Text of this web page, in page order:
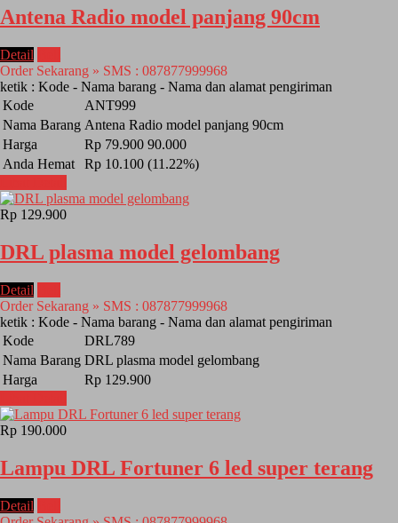
Antena Radio model panjang 90cm
Detail
Order Sekarang » SMS : 087877999968
ketik : Kode - Nama barang - Nama dan alamat pengiriman
Kode
ANT999
Nama Barang Antena Radio model panjang 90cm
Harga
Rp 79.900 90.000
Anda Hemat
Rp 10.100 (11.22%)
Rp 129.900
DRL plasma model gelombang
Detail
Order Sekarang » SMS : 087877999968
ketik : Kode - Nama barang - Nama dan alamat pengiriman
Kode
DRL789
Nama Barang DRL plasma model gelombang
Harga
Rp 129.900
Rp 190.000
Lampu DRL Fortuner 6 led super terang
Detail